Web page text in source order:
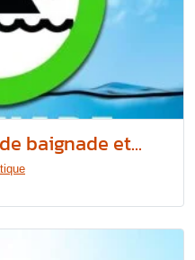
baignade et...